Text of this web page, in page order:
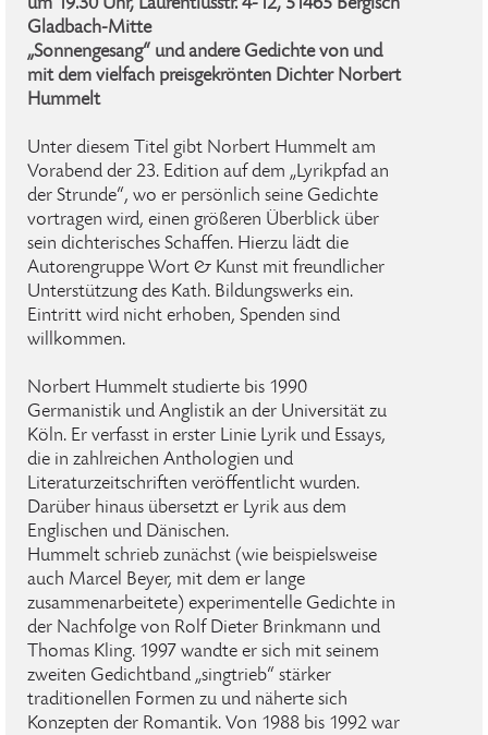
um 19.30 Uhr, Laurentiusstr. 4-12, 51465 Bergisch
Gladbach-Mitte
„Sonnengesang“ und andere Gedichte von und
mit dem vielfach preisgekrönten Dichter Norbert
Hummelt
Unter diesem Titel gibt Norbert Hummelt am
Vorabend der 23. Edition auf dem „Lyrikpfad an
der Strunde“, wo er persönlich seine Gedichte
vortragen wird, einen größeren Überblick über
sein dichterisches Schaffen. Hierzu lädt die
Autorengruppe Wort & Kunst mit freundlicher
Unterstützung des Kath. Bildungswerks ein.
Eintritt wird nicht erhoben, Spenden sind
willkommen.
Norbert Hummelt studierte bis 1990
Germanistik und Anglistik an der Universität zu
Köln. Er verfasst in erster Linie Lyrik und Essays,
die in zahlreichen Anthologien und
Literaturzeitschriften veröffentlicht wurden.
Darüber hinaus übersetzt er Lyrik aus dem
Englischen und Dänischen.
Hummelt schrieb zunächst (wie beispielsweise
auch Marcel Beyer, mit dem er lange
zusammenarbeitete) experimentelle Gedichte in
der Nachfolge von Rolf Dieter Brinkmann und
Thomas Kling. 1997 wandte er sich mit seinem
zweiten Gedichtband „singtrieb“ stärker
traditionellen Formen zu und näherte sich
Konzepten der Romantik. Von 1988 bis 1992 war